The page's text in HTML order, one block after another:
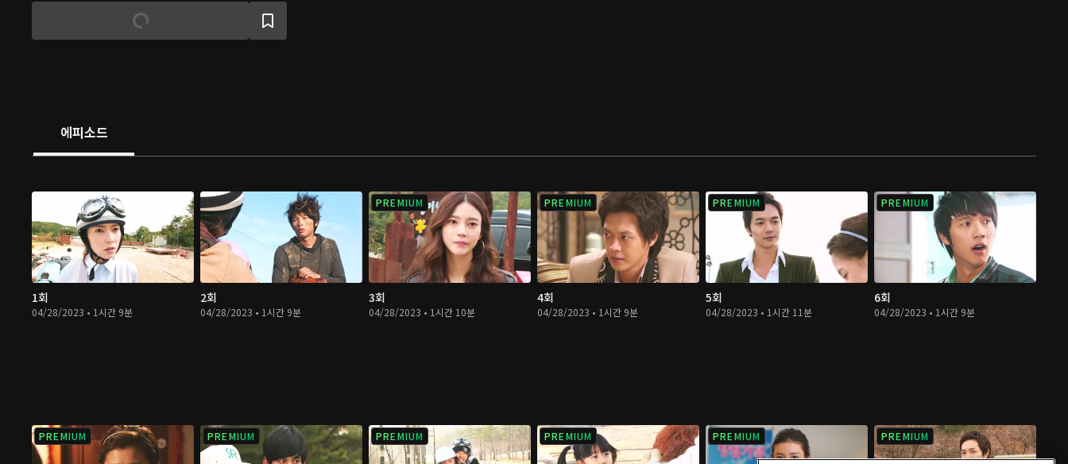
밤에는 닭백숙을 요리하며 가족의 생계를 책임진다. 전혀 다른 삶을 살고 있는 평강과
온달은 운명적으로 다시 만나 그들의 사랑을 이어간다.
에피소드
1회
04/28/2023 • 1시간 9분
2회
04/28/2023 • 1시간 9분
PREMIUM
3회
04/28/2023 • 1시간 10분
PREMIUM
4회
04/28/2023 • 1시간 9분
PREMIUM
5회
04/28/2023 • 1시간 11분
PREMIUM
6회
04/28/2023 • 1시간 9분
PREMIUM PREMIUM PREMIUM PREMIUM PREMIUM PREMIUM